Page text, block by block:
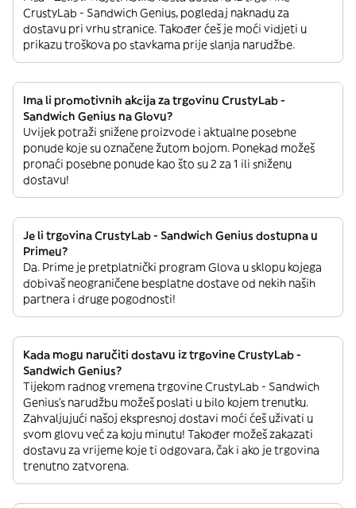
CrustyLab - Sandwich Genius, pogledaj naknadu za
dostavu pri vrhu stranice. Također ćeš je moći vidjeti u
prikazu troškova po stavkama prije slanja narudžbe.
Ima li promotivnih akcija za trgovinu CrustyLab -
Sandwich Genius na Glovu?
Uvijek potraži snižene proizvode i aktualne posebne
ponude koje su označene žutom bojom. Ponekad možeš
pronaći posebne ponude kao što su 2 za 1 ili sniženu
dostavu!
Je li trgovina CrustyLab - Sandwich Genius dostupna u
Primeu?
Da. Prime je pretplatnički program Glova u sklopu kojega
dobivaš neograničene besplatne dostave od nekih naših
partnera i druge pogodnosti!
Kada mogu naručiti dostavu iz trgovine CrustyLab -
Sandwich Genius?
Tijekom radnog vremena trgovine CrustyLab - Sandwich
Genius’s narudžbu možeš poslati u bilo kojem trenutku.
Zahvaljujući našoj ekspresnoj dostavi moći ćeš uživati u
svom glovu već za koju minutu! Također možeš zakazati
dostavu za vrijeme koje ti odgovara, čak i ako je trgovina
trenutno zatvorena.